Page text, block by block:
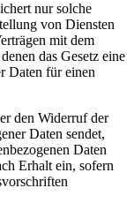
nur solche
von Diensten
mit dem
das Gesetz eine
Daten für einen
den Widerruf der
Daten sendet,
Daten
Erhalt ein, sofern